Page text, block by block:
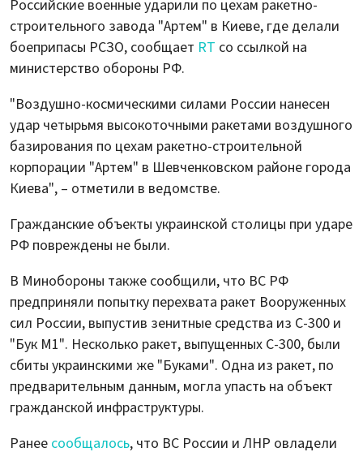
Российские военные ударили по цехам ракетно-
строительного завода "Артем" в Киеве, где делали
боеприпасы РСЗО, сообщает RT со ссылкой на
министерство обороны РФ.
"Воздушно-космическими силами России нанесен
удар четырьмя высокоточными ракетами воздушного
базирования по цехам ракетно-строительной
корпорации "Артем" в Шевченковском районе города
Киева", – отметили в ведомстве.
Гражданские объекты украинской столицы при ударе
РФ повреждены не были.
В Минобороны также сообщили, что ВС РФ
предприняли попытку перехвата ракет Вооруженных
сил России, выпустив зенитные средства из С-300 и
"Бук М1". Несколько ракет, выпущенных С-300, были
сбиты украинскими же "Буками". Одна из ракет, по
предварительным данным, могла упасть на объект
гражданской инфраструктуры.
Ранее сообщалось, что ВС России и ЛНР овладели